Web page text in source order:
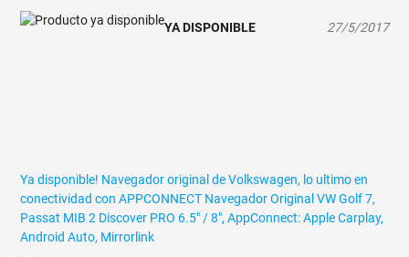
YA DISPONIBLE 27/5/2017
Ya disponible! Navegador original de Volkswagen, lo ultimo en
conectividad con APPCONNECT Navegador Original VW Golf 7,
Passat MIB 2 Discover PRO 6.5" / 8", AppConnect: Apple Carplay,
Android Auto, Mirrorlink